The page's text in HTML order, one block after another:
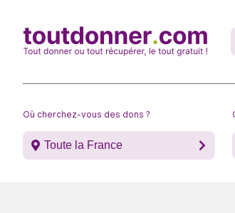
Où cherchez-vous des dons ?
Toute la France